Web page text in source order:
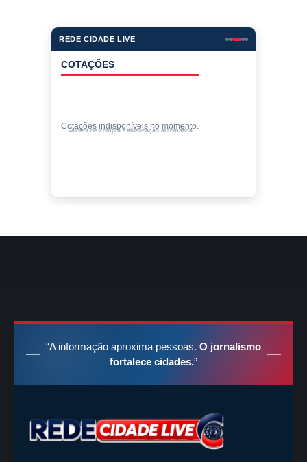
REDE CIDADE LIVE
COTAÇÕES
Cotações indisponíveis no momento.
Valores de compra • atualização automática
“A informação aproxima pessoas. O jornalismo
fortalece cidades.”